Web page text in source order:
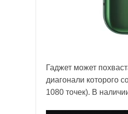
Гаджет может
диагонали которого
1080 точек). В